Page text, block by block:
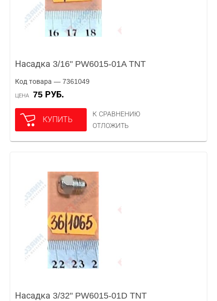
Насадка 3/16" PW6015-01A TNT
Код товара — 7361049
ЦЕНА 75 РУБ.
КУПИТЬ
К СРАВНЕНИЮ
ОТЛОЖИТЬ
Насадка 3/32" PW6015-01D TNT